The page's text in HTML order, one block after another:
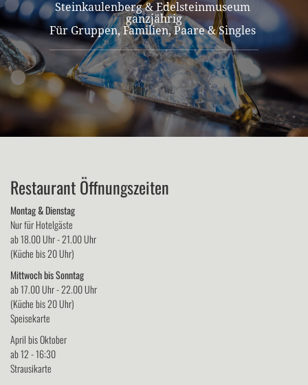
Steinkaulenberg & Edelsteinmuseum
ganzjährig
Für Gruppen, Familien, Paare & Singles
Restaurant Öffnungszeiten
Montag & Dienstag
Nur für Hotelgäste
ab 18.00 Uhr - 21.00 Uhr
(Küche bis 20 Uhr)
Mittwoch bis Sonntag
ab 17.00 Uhr - 22.00 Uhr
(Küche bis 20 Uhr)
Speisekarte
April bis Oktober
ab 12 - 16:30
Strausikarte